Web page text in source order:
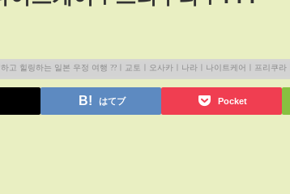
はてブ Pocket